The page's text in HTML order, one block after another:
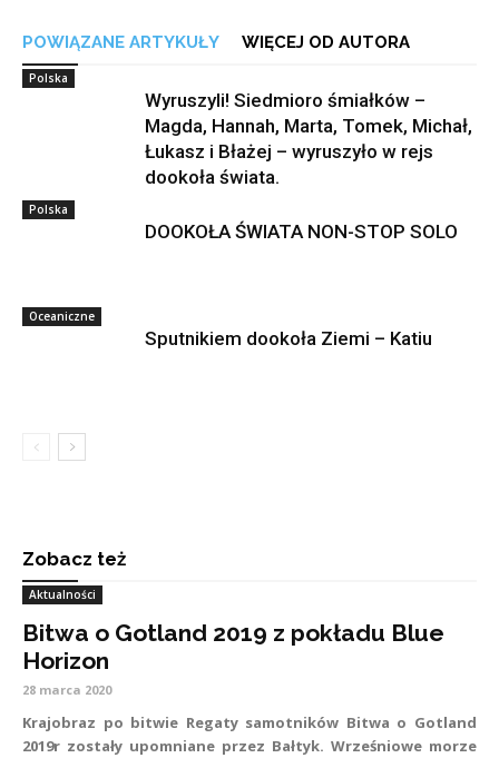
POWIĄZANE ARTYKUŁY WIĘCEJ OD AUTORA
Polska
Wyruszyli! Siedmioro śmiałków –
Magda, Hannah, Marta, Tomek, Michał,
Łukasz i Błażej – wyruszyło w rejs
dookoła świata.
Polska
DOOKOŁA ŚWIATA NON-STOP SOLO
Oceaniczne
Sputnikiem dookoła Ziemi – Katiu
Zobacz też
Aktualności
Bitwa o Gotland 2019 z pokładu Blue
Horizon
28 marca 2020
Krajobraz po bitwie Regaty samotników Bitwa o Gotland
2019r zostały upomniane przez Bałtyk. Wrześniowe morze